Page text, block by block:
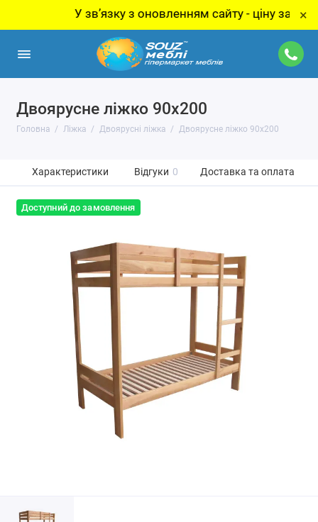
У звʼязку з оновленням сайту - ціну за товар×
Двоярусне ліжко 90х200
Головна Ліжка Двоярусні ліжка Двоярусне ліжко 90х200
Характеристики Відгуки 0 Доставка та оплата
Доступний до замовлення